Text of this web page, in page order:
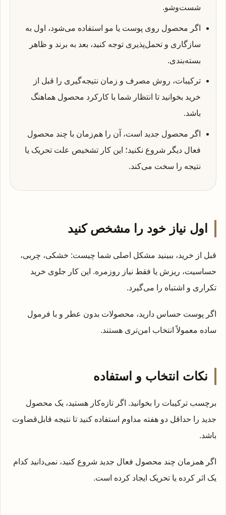
شست‌وشو.
اگر محصول روی پوست یا مو استفاده می‌شود، اول به
سازگاری و تحمل‌پذیری توجه کنید، بعد به برند و ظاهر
بسته‌بندی.
ترکیبات، روش مصرف و زمان نتیجه‌گیری را قبل از
خرید بخوانید تا انتظار شما با کارکرد محصول هماهنگ
باشد.
اگر محصول جدید است، آن را هم‌زمان با چند محصول
فعال دیگر شروع نکنید؛ این کار تشخیص علت تحریک یا
نتیجه را سخت می‌کند.
اول نیاز خود را مشخص کنید
قبل از خرید، ببینید مشکل اصلی شما چیست: خشکی، چربی،
حساسیت، ریزش یا فقط نیاز روزمره. این کار جلوی خرید
تکراری و اشتباه را می‌گیرد.
اگر پوست حساس دارید، محصولات بدون عطر و با فرمول
ساده معمولاً انتخاب امن‌تری هستند.
نکات انتخاب و استفاده
برچسب ترکیبات را بخوانید. اگر تازه‌کار هستید، یک محصول
جدید را حداقل دو هفته مداوم استفاده کنید تا نتیجه قابل‌قضاوت
باشد.
اگر همزمان چند محصول فعال جدید شروع کنید، نمی‌دانید کدام
یک اثر کرده یا تحریک ایجاد کرده است.